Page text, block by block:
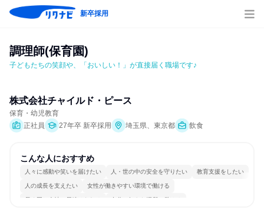
新卒採用
調理師(保育園)
子どもたちの笑顔や、「おいしい！」が直接届く職場です♪
株式会社チャイルド・ピース
保育・幼児教育
正社員
27年卒 新卒採用 埼玉県、東京都 飲食
こんな人におすすめ
人々に感動や笑いを届けたい 人・世の中の安全を守りたい 教育支援をしたい
人の成長を支えたい 女性が働きやすい環境で働ける
長く同じ会社に居続けられる 自分の好きな場所で働ける